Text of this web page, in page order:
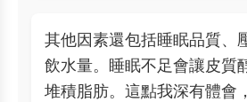
其他因素還包括睡眠品質、
飲水量。睡眠不足會讓皮質
堆積脂肪。這點我深有體會